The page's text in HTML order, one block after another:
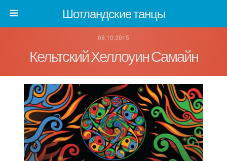
Шотландские танцы
08.10.2015
Кельтский Хеллоуин Самайн